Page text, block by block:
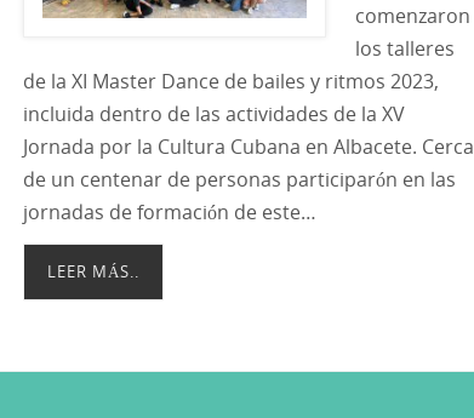
comenzaron
los talleres
de la XI Master Dance de bailes y ritmos 2023,
incluida dentro de las actividades de la XV
Jornada por la Cultura Cubana en Albacete. Cerca
de un centenar de personas participarón en las
jornadas de formación de este…
LEER MÁS..